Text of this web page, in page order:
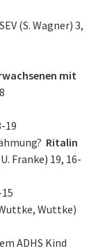
(S. Wagner) 3,
mit
19
Ritalin
Franke) 19, 16-
Wuttke)
ADHS Kind